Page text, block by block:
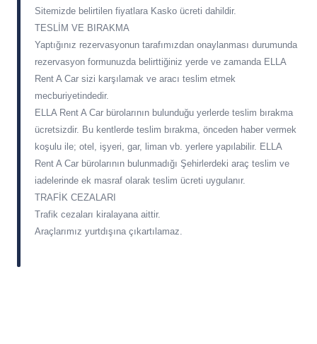
Sitemizde belirtilen fiyatlara Kasko ücreti dahildir.
TESLİM VE BIRAKMA
Yaptığınız rezervasyonun tarafımızdan onaylanması durumunda
rezervasyon formunuzda belirttiğiniz yerde ve zamanda ELLA
Rent A Car sizi karşılamak ve aracı teslim etmek
mecburiyetindedir.
ELLA Rent A Car bürolarının bulunduğu yerlerde teslim bırakma
ücretsizdir. Bu kentlerde teslim bırakma, önceden haber vermek
koşulu ile; otel, işyeri, gar, liman vb. yerlere yapılabilir. ELLA
Rent A Car bürolarının bulunmadığı Şehirlerdeki araç teslim ve
iadelerinde ek masraf olarak teslim ücreti uygulanır.
TRAFİK CEZALARI
Trafik cezaları kiralayana aittir.
Araçlarımız yurtdışına çıkartılamaz.